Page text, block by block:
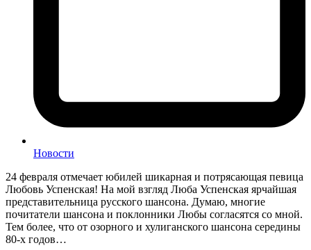
Новости
24 февраля отмечает юбилей шикарная и потрясающая певица
Любовь Успенская! На мой взгляд Люба Успенская ярчайшая
представительница русского шансона. Думаю, многие
почитатели шансона и поклонники Любы согласятся со мной.
Тем более, что от озорного и хулиганского шансона середины
80-х годов…